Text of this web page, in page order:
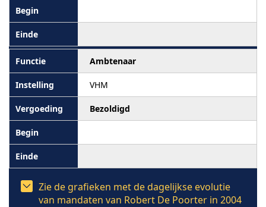
Ambtenaar
VHM
Bezoldigd
Zie de grafieken met de dagelijkse evolutie
van mandaten van Robert De Poorter in 2004